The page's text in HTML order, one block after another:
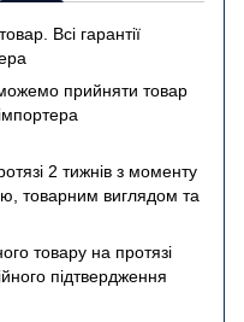
Всі гарантії
прийняти товар
2 тижнів з моменту
товарним виглядом та
товару на протязі
підтвердження